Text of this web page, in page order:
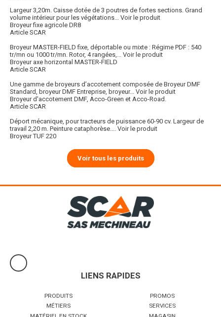
Largeur 3,20m. Caisse dotée de 3 poutres de fortes sections. Grand
volume intérieur pour les végétations... Voir le produit
Broyeur fixe agricole DR8
Article SCAR
Broyeur MASTER-FIELD fixe, déportable ou mixte : Régime PDF : 540
tr/mn ou 1000 tr/mn. Rotor, 4 rangées,... Voir le produit
Broyeur axe horizontal MASTER-FIELD
Article SCAR
Une gamme de broyeurs d’accotement composée de Broyeur DMF
Standard, broyeur DMF Entreprise, broyeur... Voir le produit
Broyeur d'accotement DMF, Acco-Green et Acco-Road.
Article SCAR
Déport mécanique, pour tracteurs de puissance 60-90 cv. Largeur de
travail 2,20 m. Peinture cataphorèse.... Voir le produit
Broyeur TUF 220
Voir tous les produits
LIENS RAPIDES
PRODUITS
PROMOS
MÉTIERS
SERVICES